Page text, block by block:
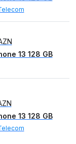
13 128 GB
13 128 GB